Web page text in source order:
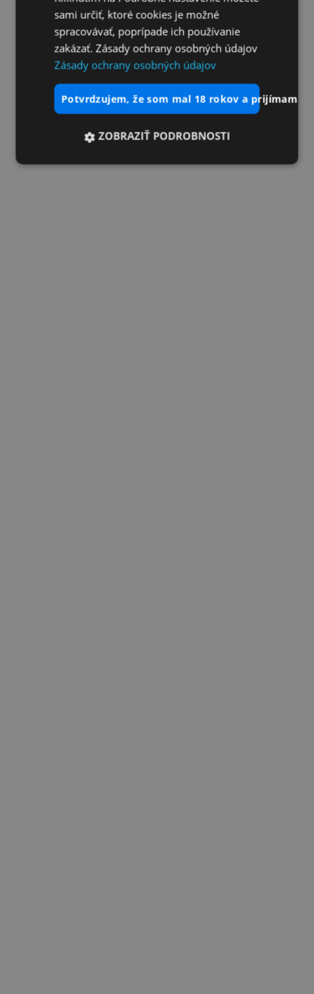
sami určiť, ktoré cookies je možné
spracovávať, poprípade ich používanie
zakázať. Zásady ochrany osobných údajov
Zásady ochrany osobných údajov
potvrdzujem, že som mal 18 rokov a prijímam
ZOBRAZIŤ PODROBNOSTI